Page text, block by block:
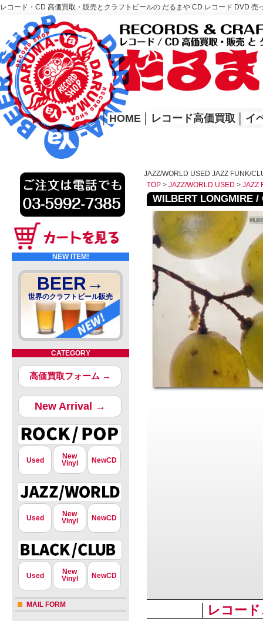
レコード・CD 高価買取・販売とクラフトビールの だるまや CD レコード DVD
レコード高価買取はこちら
HOME
│ HOME レコード高価買取 イ
NEW ITEM!
BEER→
世界のクラフトビール販売
CATEGORY
高価買取フォーム →
New Arrival →
Used
New
Vinyl
NewCD
Used
New
Vinyl
NewCD
Used
New
Vinyl
NewCD
MAIL FORM
JAZZ/WORLD USED JAZZ FUNK/
TOP > JAZZ/WORLD USED > JAZZ
WILBERT LONGMIRE
レコー